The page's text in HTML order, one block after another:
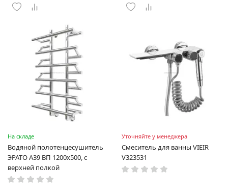
На складе
Водяной полотенцесушитель
ЭРАТО А39 ВП 1200x500, с
верхней полкой
Уточняйте у менеджера
Смеситель для ванны VIEIR
V323531